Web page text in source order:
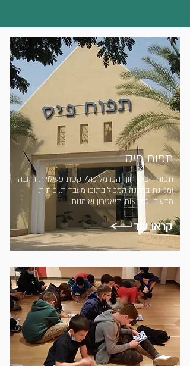
תפוח פיס
תפוח הפיס חוף הכרמל כולל קשת פעילויות רחבה
ומגוונת במבנה המכיל בתוכו מעבדות, כיתות
מדעים וסדנאות תיאטרון ואומנות.
קראו עוד